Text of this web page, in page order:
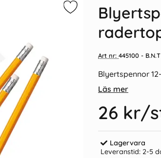
Vi rekommenderar
Art nr: 445100 - B.N.T
Blyertspennor
Läs mer
26 kr/
Lagervara
Leveranstid: 2-5